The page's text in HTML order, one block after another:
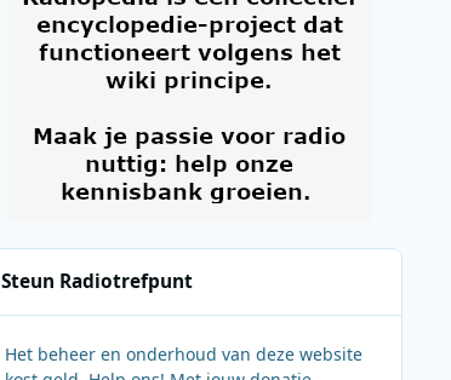
Steun Radiotrefpunt
Het beheer en onderhoud van deze website